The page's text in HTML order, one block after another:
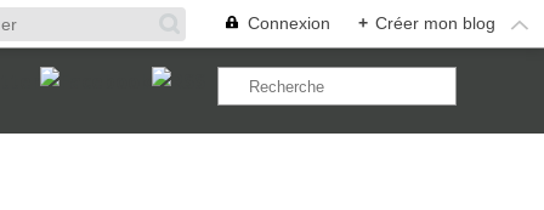
Connexion + Créer mon blog